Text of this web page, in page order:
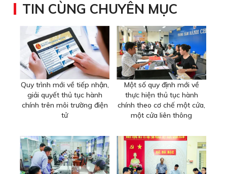
TIN CÙNG CHUYÊN MỤC
Quy trình mới về tiếp nhận,
giải quyết thủ tục hành
chính trên môi trường điện
tử
Một số quy định mới về
thực hiện thủ tục hành
chính theo cơ chế một cửa,
một cửa liên thông